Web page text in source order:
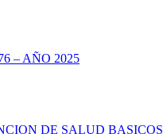
– AÑO 2025
DE SALUD BASICOS